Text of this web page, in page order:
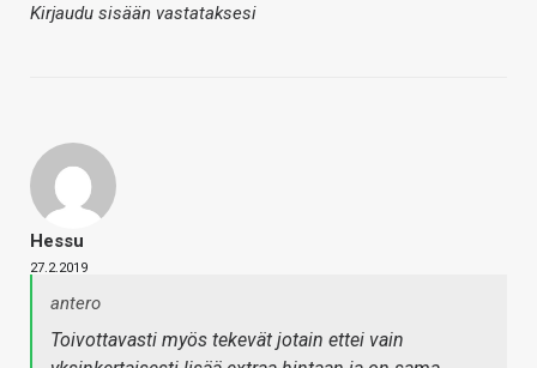
Kirjaudu sisään vastataksesi
Hessu
27.2.2019
antero
Toivottavasti myös tekevät jotain ettei vain